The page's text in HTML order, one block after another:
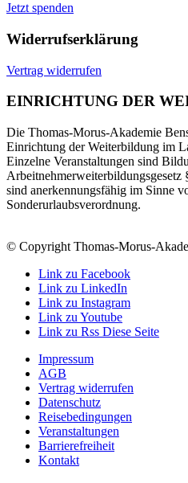
Jetzt spenden
Widerrufserklärung
Vertrag widerrufen
EINRICHTUNG DER
Die Thomas-Morus-Akademie
Einrichtung der Weiterbildung im
Einzelne Veranstaltungen sind
Arbeitnehmerweiterbildungsgesetz
sind anerkennungsfähig im Sinne
Sonderurlaubsverordnung.
© Copyright Thomas-Morus-
Link zu Facebook
Link zu LinkedIn
Link zu Instagram
Link zu Youtube
Link zu Rss Diese Seite
Impressum
AGB
Vertrag widerrufen
Datenschutz
Reisebedingungen
Veranstaltungen
Barrierefreiheit
Kontakt